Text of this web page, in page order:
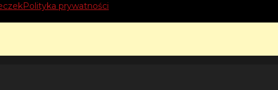
Polityka prywatności